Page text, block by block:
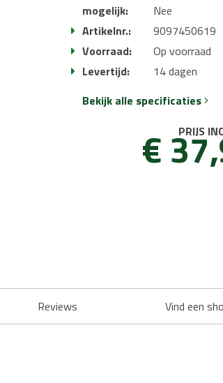
mogelijk:
Nee
Artikelnr.:
9097450619
Voorraad:
Op voorraad
Levertijd:
14 dagen
Bekijk alle specificaties
PRIJS
€
Reviews Vind een